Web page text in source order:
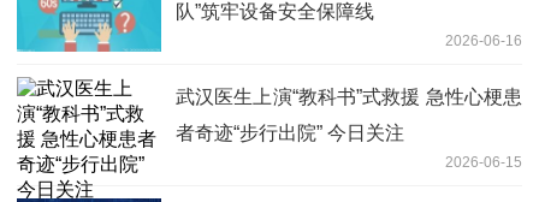
队”筑牢设备安全保障线
2026-06-16
武汉医生上演“教科书”式救援 急性心梗患
者奇迹“步行出院” 今日关注
2026-06-15